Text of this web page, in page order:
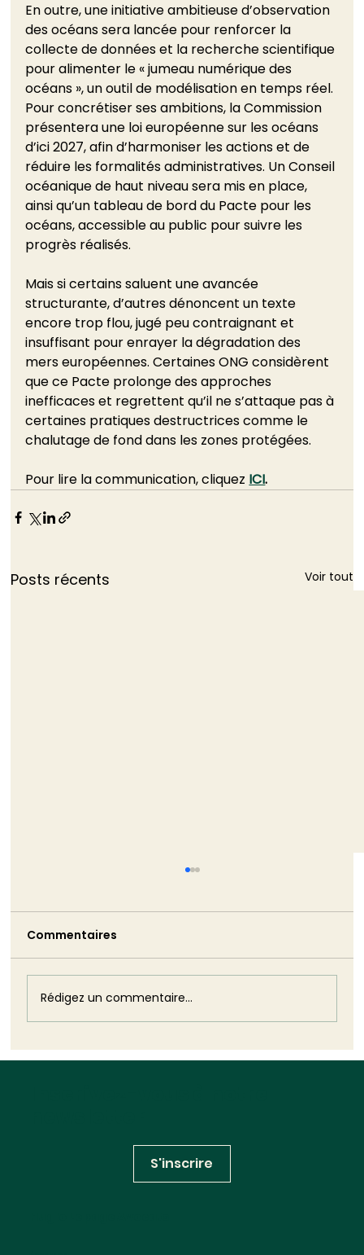
En outre, une initiative ambitieuse d’observation
des océans sera lancée pour renforcer la
collecte de données et la recherche scientifique
pour alimenter le « jumeau numérique des
océans », un outil de modélisation en temps réel.
Pour concrétiser ses ambitions, la Commission
présentera une loi européenne sur les océans
d’ici 2027, afin d’harmoniser les actions et de
réduire les formalités administratives. Un Conseil
océanique de haut niveau sera mis en place,
ainsi qu’un tableau de bord du Pacte pour les
océans, accessible au public pour suivre les
progrès réalisés.
Mais si certains saluent une avancée
structurante, d’autres dénoncent un texte
encore trop flou, jugé peu contraignant et
insuffisant pour enrayer la dégradation des
mers européennes. Certaines ONG considèrent
que ce Pacte prolonge des approches
inefficaces et regrettent qu’il ne s’attaque pas à
certaines pratiques destructrices comme le
chalutage de fond dans les zones protégées.
Pour lire la communication, cliquez ICI.
Posts récents Voir tout
Biodiversité : cinquante ans après la
Commentaires
Rédigez un commentaire...
S'inscrire